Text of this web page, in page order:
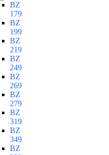
BZ
179
BZ
199
BZ
219
BZ
249
BZ
269
BZ
279
BZ
319
BZ
349
BZ